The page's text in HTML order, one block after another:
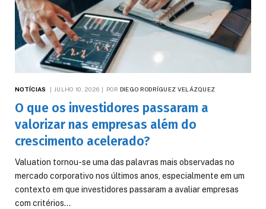
NOTÍCIAS JULHO 10, 2026 POR DIEGO RODRÍGUEZ VELÁZQUEZ
O que os investidores passaram a
valorizar nas empresas além do
crescimento acelerado?
Valuation tornou-se uma das palavras mais observadas no
mercado corporativo nos últimos anos, especialmente em um
contexto em que investidores passaram a avaliar empresas
com critérios…